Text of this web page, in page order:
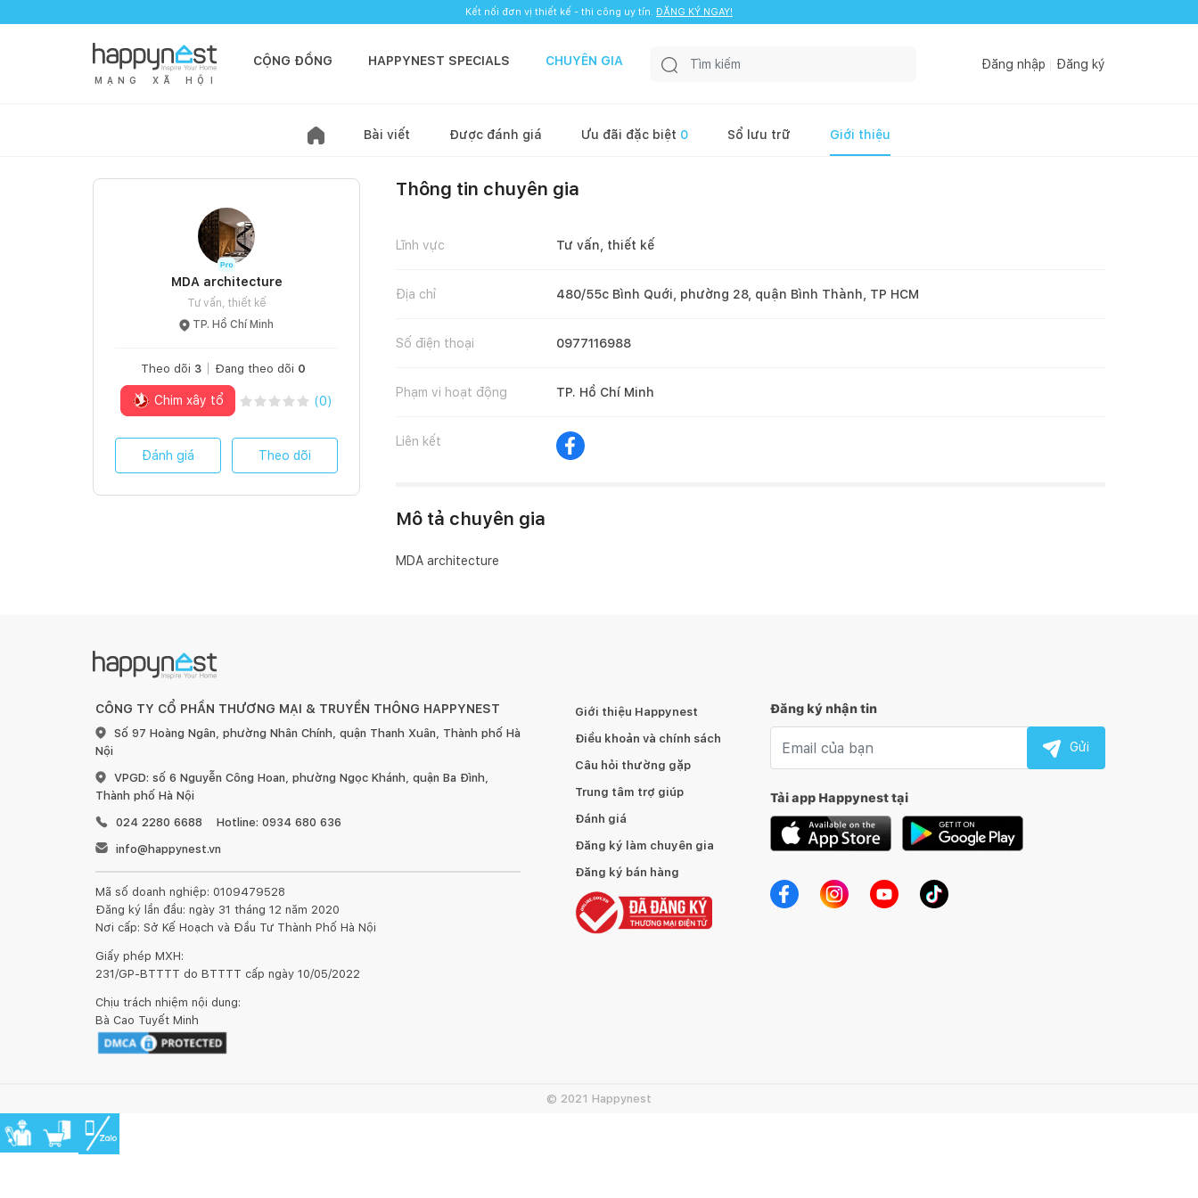
Kết nối đơn vị thiết kế - thi công uy tín. ĐĂNG KÝ NGAY!
M Ạ N G X Ã H Ộ I
CỘNG ĐỒNG HAPPYNEST SPECIALS CHUYÊN GIA Đăng nhập Đăng ký
Bài viết Được đánh giá Ưu đãi đặc biệt 0 Sổ lưu trữ Giới thiệu
MDA architecture
Tư vấn, thiết kế
TP. Hồ Chí Minh
Theo dõi 3 Đang theo dõi 0
Chim xây tổ (0)
Đánh giá Theo dõi
Thông tin chuyên gia
Lĩnh vực Tư vấn, thiết kế
Địa chỉ 480/55c Bình Quới, phường 28, quận Bình Thành, TP HCM
Số điện thoại 0977116988
Phạm vi hoạt động TP. Hồ Chí Minh
Liên kết
Mô tả chuyên gia
MDA architecture
CÔNG TY CỔ PHẦN THƯƠNG MẠI & TRUYỀN THÔNG HAPPYNEST
Số 97 Hoàng Ngân, phường Nhân Chính, quận Thanh Xuân, Thành phố Hà
Nội
VPGD: số 6 Nguyễn Công Hoan, phường Ngọc Khánh, quận Ba Đình,
Thành phố Hà Nội
024 2280 6688
Hotline: 0934 680 636
info@happynest.vn
Mã số doanh nghiệp: 0109479528
Đăng ký lần đầu: ngày 31 tháng 12 năm 2020
Nơi cấp: Sở Kế Hoạch và Đầu Tư Thành Phố Hà Nội
Giấy phép MXH:
231/GP-BTTTT do BTTTT cấp ngày 10/05/2022
Chịu trách nhiệm nội dung:
Bà Cao Tuyết Minh
Giới thiệu Happynest
Điều khoản và chính sách
Câu hỏi thường gặp
Trung tâm trợ giúp
Đánh giá
Đăng ký làm chuyên gia
Đăng ký bán hàng
Đăng ký nhận tin
Gửi
Tải app Happynest tại
© 2021 Happynest